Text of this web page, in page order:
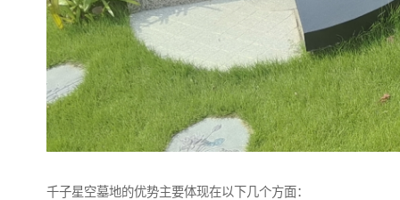
千子星空墓地的优势主要体现在以下几个方面：